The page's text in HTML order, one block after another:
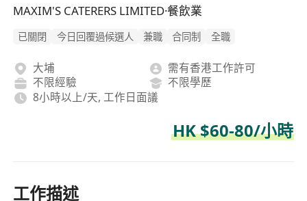
MAXIM'S CATERERS LIMITED·餐飲業
已關閉 今日回覆過候選人 兼職 合同制 全職
大埔
需有香港工作許可
不限經驗
不限學歷
8小時以上/天, 工作日面議
HK $60-80/小時
工作描述